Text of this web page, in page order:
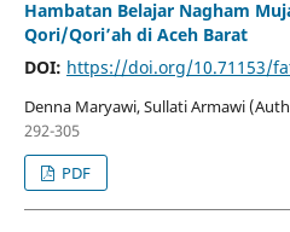
Hambatan Belajar Nagham
Qori/Qori’ah di Aceh Barat
DOI: https://doi.org/10.71153/
Denna Maryawi, Sullati Armawi
292-305
PDF